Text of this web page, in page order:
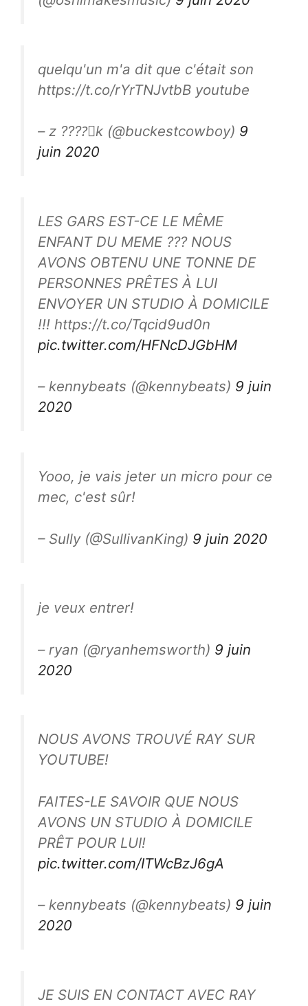
quelqu'un m'a dit que c'était son
https://t.co/rYrTNJvtbB youtube
– z ????️⃤k (@buckestcowboy) 9
juin 2020
LES GARS EST-CE LE MÊME
ENFANT DU MEME ??? NOUS
AVONS OBTENU UNE TONNE DE
PERSONNES PRÊTES À LUI
ENVOYER UN STUDIO À DOMICILE
!!! https://t.co/Tqcid9ud0n
pic.twitter.com/HFNcDJGbHM
– kennybeats (@kennybeats) 9 juin
2020
Yooo, je vais jeter un micro pour ce
mec, c'est sûr!
– Sully (@SullivanKing) 9 juin 2020
je veux entrer!
– ryan (@ryanhemsworth) 9 juin
2020
NOUS AVONS TROUVÉ RAY SUR
YOUTUBE!
FAITES-LE SAVOIR QUE NOUS
AVONS UN STUDIO À DOMICILE
PRÊT POUR LUI!
pic.twitter.com/ITWcBzJ6gA
– kennybeats (@kennybeats) 9 juin
2020
JE SUIS EN CONTACT AVEC RAY